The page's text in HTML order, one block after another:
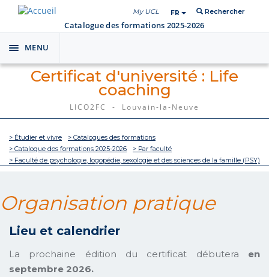
My UCL FR Rechercher
Catalogue des formations 2025-2026
Toggle
navigation
MENU
Certificat d'université : Life
coaching
LICO2FC - Louvain-la-Neuve
> Étudier et vivre
> Catalogues des formations
> Catalogue des formations 2025-2026
> Par faculté
> Faculté de psychologie, logopédie, sexologie et des sciences de la famille (PSY)
Organisation pratique
Lieu et calendrier
La prochaine édition du certificat débutera en
septembre 2026.